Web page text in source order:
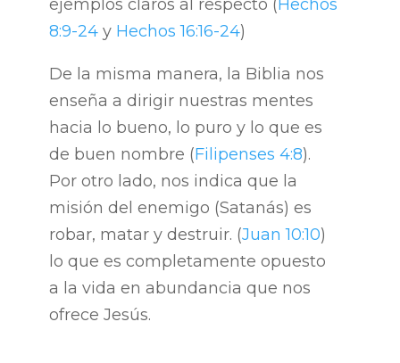
ejemplos claros al respecto ( Hechos
8:9-24 y Hechos 16:16-24)
De la misma manera, la Biblia nos
enseña a dirigir nuestras mentes
hacia lo bueno, lo puro y lo que es
de buen nombre (Filipenses 4:8).
Por otro lado, nos indica que la
misión del enemigo (Satanás) es
robar, matar y destruir. (Juan 10:10)
lo que es completamente opuesto
a la vida en abundancia que nos
ofrece Jesús.